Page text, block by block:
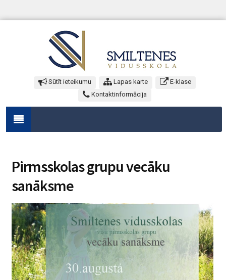
Sūtīt ieteikumu Lapas karte
E-klase
Kontaktinformācija
Pirmsskolas grupu vecāku
sanāksme